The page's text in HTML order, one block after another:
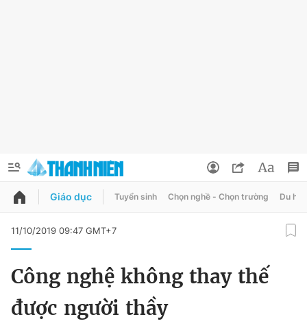
QUẢNG CÁO ĐẶT BÁO
Chuyên mục
Đổi mật khẩu
Tin đã lưu
Giáo dục Tuyển sinh Chọn nghề - Chọn trường Du học
11/10/2019 09:47 GMT+7
Công nghệ không thay thế
được người thầy